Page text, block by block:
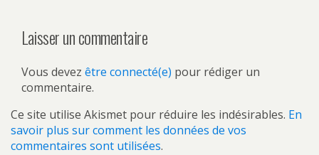
Laisser un commentaire
Vous devez être connecté(e) pour rédiger un
commentaire.
Ce site utilise Akismet pour réduire les indésirables. En
savoir plus sur comment les données de vos
commentaires sont utilisées.